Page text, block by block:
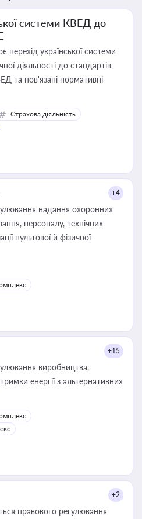
системи КВЕД до
перехід української системи
діяльності до стандартів
та пов'язані нормативні
Страхова діяльність
+4
надання охоронних
персоналу, технічних
пультової й фізичної
+15
виробництва,
енергії з альтернативних
+2
правового регулювання